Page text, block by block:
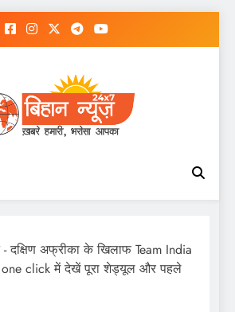
-दक्षिण अफ्रीका के खिलाफ Team India
one click में देखें पूरा शेड्यूल और पहले